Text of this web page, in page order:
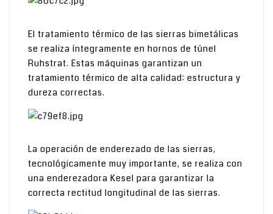
El tratamiento térmico de las sierras bimetálicas
se realiza íntegramente en hornos de túnel
Ruhstrat. Estas máquinas garantizan un
tratamiento térmico de alta calidad: estructura y
dureza correctas.
La operación de enderezado de las sierras,
tecnológicamente muy importante, se realiza con
una enderezadora Kesel para garantizar la
correcta rectitud longitudinal de las sierras.